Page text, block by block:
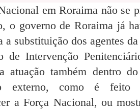
em Roraima não se
o governo de Roraima já
a substituição dos agentes
de Intervenção
atuação também dentro
externo, como é feito
a Força Nacional, ou